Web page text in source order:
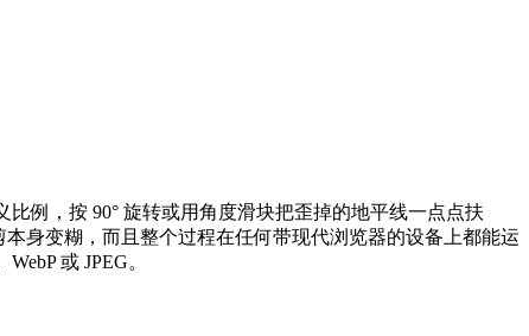
例，按 90° 旋转或用角度滑块把歪掉的地平线一点点扶
身变糊，而且整个过程在任何带现代浏览器的设备上都能运
或 JPEG。